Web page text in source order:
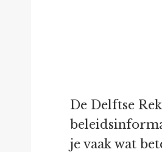
De Delftse
je vaak wat